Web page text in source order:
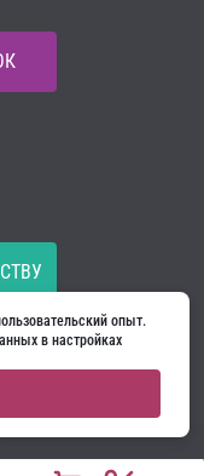
компании
двери
опыт.
в настройках